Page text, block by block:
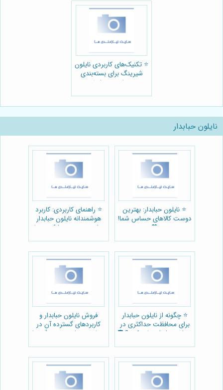
⭐️ تکنیک‌های کاربردی نایلون
شیرینگ برای بسته‌بندی
مقاوم و زیبا ✨
نایلون حبابدار
⭐️ نایلون حبابدار: بهترین
دوست کالاهای حساس شما!
💖
⭐️ راهنمای کاربردی: کاربرد
هوشمندانه نایلون حبابدار
برای بسته بندی شکننده ها
⭐️ چگونه از نایلون حبابدار
برای محافظت حداکثری در
حمل و نقل استفاده کنیم؟ 🛡️
فروش نایلون حبابدار و
کاربردهای گسترده آن در
صنایع مختلف:مجموعهٔ دریا